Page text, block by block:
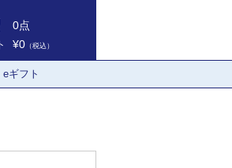
0点
¥0 （税込）
eギフト